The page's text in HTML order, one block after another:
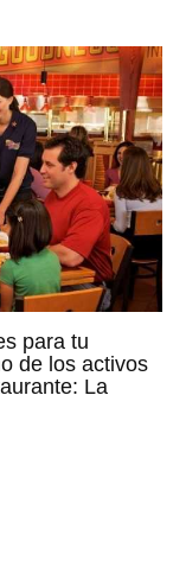
para tu
de los activos
La